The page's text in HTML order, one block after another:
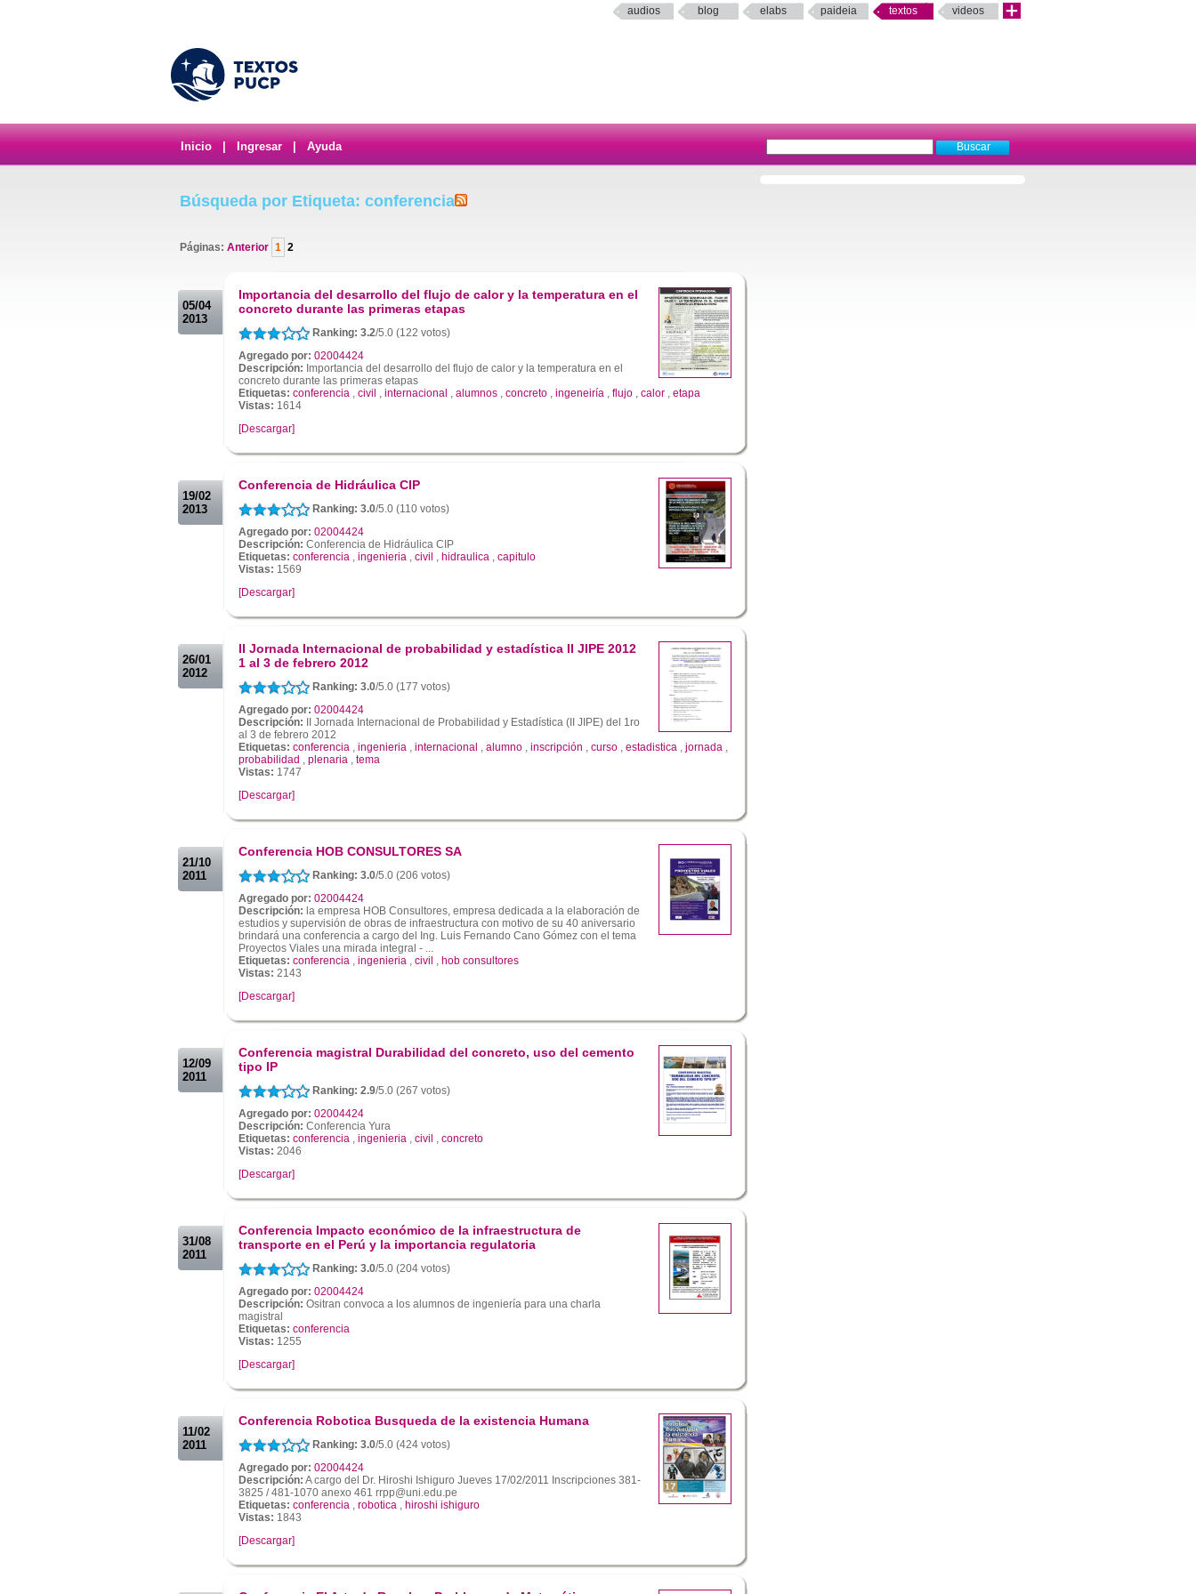
audios blog elabs paideia textos videos
Inicio Ingresar Ayuda
Búsqueda por Etiqueta: conferencia
Páginas: Anterior 1 2
05/04
2013
Importancia del desarrollo del flujo de calor y la temperatura en el
concreto durante las primeras etapas
Ranking: 3.2/5.0 (122 votos)
Agregado por: 02004424
Descripción: Importancia del desarrollo del flujo de calor y la temperatura en el
concreto durante las primeras etapas
Etiquetas: conferencia , civil , internacional , alumnos , concreto , ingeneiría , flujo , calor , etapa
Vistas: 1614
[Descargar]
19/02
2013
Conferencia de Hidráulica CIP
Ranking: 3.0/5.0 (110 votos)
Agregado por: 02004424
Descripción: Conferencia de Hidráulica CIP
Etiquetas: conferencia , ingenieria , civil , hidraulica , capitulo
Vistas: 1569
[Descargar]
26/01
2012
II Jornada Internacional de probabilidad y estadística II JIPE 2012
1 al 3 de febrero 2012
Ranking: 3.0/5.0 (177 votos)
Agregado por: 02004424
Descripción: II Jornada Internacional de Probabilidad y Estadística (II JIPE) del 1ro
al 3 de febrero 2012
Etiquetas: conferencia , ingenieria , internacional , alumno , inscripción , curso , estadistica , jornada ,
probabilidad , plenaria , tema
Vistas: 1747
[Descargar]
21/10
2011
Conferencia HOB CONSULTORES SA
Ranking: 3.0/5.0 (206 votos)
Agregado por: 02004424
Descripción: la empresa HOB Consultores, empresa dedicada a la elaboración de
estudios y supervisión de obras de infraestructura con motivo de su 40 aniversario
brindará una conferencia a cargo del Ing. Luis Fernando Cano Gómez con el tema
Proyectos Viales una mirada integral - ...
Etiquetas: conferencia , ingenieria , civil , hob consultores
Vistas: 2143
[Descargar]
12/09
2011
Conferencia magistral Durabilidad del concreto, uso del cemento
tipo IP
Ranking: 2.9/5.0 (267 votos)
Agregado por: 02004424
Descripción: Conferencia Yura
Etiquetas: conferencia , ingenieria , civil , concreto
Vistas: 2046
[Descargar]
31/08
2011
Conferencia Impacto económico de la infraestructura de
transporte en el Perú y la importancia regulatoria
Ranking: 3.0/5.0 (204 votos)
Agregado por: 02004424
Descripción: Ositran convoca a los alumnos de ingeniería para una charla
magistral
Etiquetas: conferencia
Vistas: 1255
[Descargar]
11/02
2011
Conferencia Robotica Busqueda de la existencia Humana
Ranking: 3.0/5.0 (424 votos)
Agregado por: 02004424
Descripción: A cargo del Dr. Hiroshi Ishiguro Jueves 17/02/2011 Inscripciones 381-
3825 / 481-1070 anexo 461 rrpp@uni.edu.pe
Etiquetas: conferencia , robotica , hiroshi ishiguro
Vistas: 1843
[Descargar]